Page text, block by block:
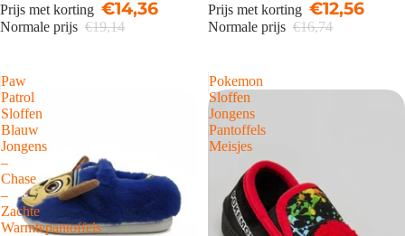
– Zachte Pluche Warmte
Prijs met korting €14,36
Normale prijs €19,14
Klittenbandsluiting – Comfort &
Stijl
Prijs met korting €12,56
Normale prijs €16,74
Paw
Patrol
Sloffen
Blauw
Jongens
–
Chase
–
Zachte
Warmtepantoffels
Pokemon
Sloffen
Jongens
Pantoffels
Meisjes